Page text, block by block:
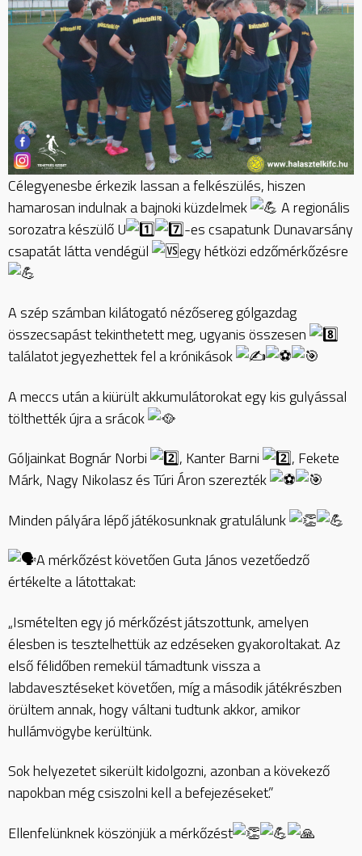
Célegyenesbe érkezik lassan a felkészülés, hiszen
hamarosan indulnak a bajnoki küzdelmek
A regionális
sorozatra készülő U
-es csapatunk Dunavarsány
csapatát látta vendégül
egy hétközi edzőmérkőzésre
A szép számban kilátogató nézősereg gólgazdag
összecsapást tekinthetett meg, ugyanis összesen
találatot jegyezhettek fel a krónikások
Ameccs után a kiürült akkumulátorokat egy kis gulyással
tölthették újra a srácok
Góljainkat Bognár Norbi
, Kanter Barni
, Fekete
Márk, Nagy Nikolasz és Túri Áron szerezték
Minden pályára lépő játékosunknak gratulálunk
A mérkőzést követően Guta János vezetőedző
értékelte a látottakat:
„Ismételten egy jó mérkőzést játszottunk, amelyen
élesben is tesztelhettük az edzéseken gyakoroltakat. Az
első félidőben remekül támadtunk vissza a
labdavesztéseket követően, míg a második játékrészben
örültem annak, hogy váltani tudtunk akkor, amikor
hullámvögybe kerültünk.
Sok helyezetet sikerült kidolgozni, azonban a kövekező
napokban még csiszolni kell a befejezéseket.”
Ellenfelünknek köszönjük a mérkőzést